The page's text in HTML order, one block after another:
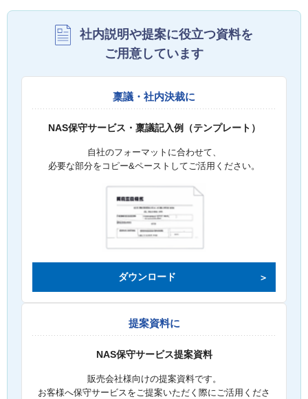
社内説明や提案に役立つ資料を
ご用意しています
稟議・社内決裁に
NAS保守サービス・稟議記入例（テンプレート）
自社のフォーマットに合わせて、
必要な部分をコピー&ペーストしてご活用ください。
ダウンロード
提案資料に
NAS保守サービス提案資料
販売会社様向けの提案資料です。
お客様へ保守サービスをご提案いただく際にご活用くださ